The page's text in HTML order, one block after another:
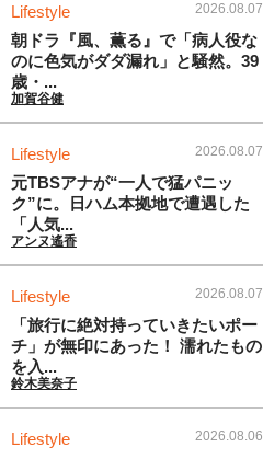
Lifestyle 2026.08.07
朝ドラ『風、薫る』で「病人役な
のに色気がダダ漏れ」と騒然。39
歳・...
加賀谷健
Lifestyle 2026.08.07
元TBSアナが“一人で猛パニッ
ク”に。日ハム本拠地で遭遇した
「人気...
アンヌ遙香
Lifestyle 2026.08.07
「旅行に絶対持っていきたいポー
チ」が無印にあった！ 濡れたもの
を入...
鈴木美奈子
Lifestyle 2026.08.06